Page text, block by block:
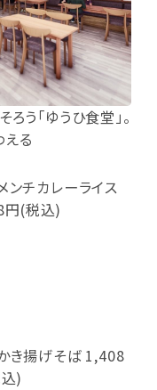
う「ゆうひ食堂」。
る
ンチカレーライス
円(税込)
き揚げそば 1,408
)